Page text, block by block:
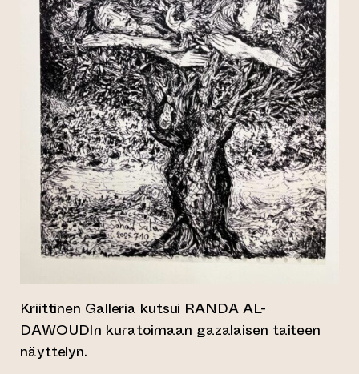
Kriittinen Galleria kutsui RANDA AL-
DAWOUDIn kuratoimaan gazalaisen taiteen
näyttelyn.